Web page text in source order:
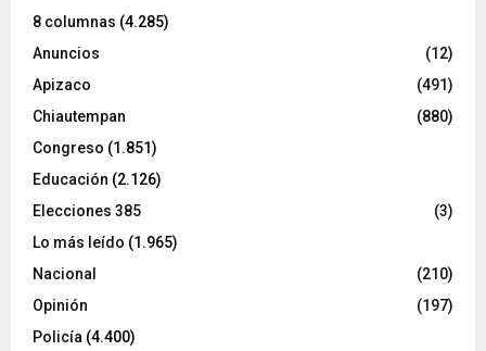
8 columnas (4.285)
Anuncios
(12)
Apizaco
(491)
Chiautempan
(880)
Congreso (1.851)
Educación (2.126)
Elecciones 385
(3)
Lo más leído (1.965)
Nacional
(210)
Opinión
(197)
Policía (4.400)